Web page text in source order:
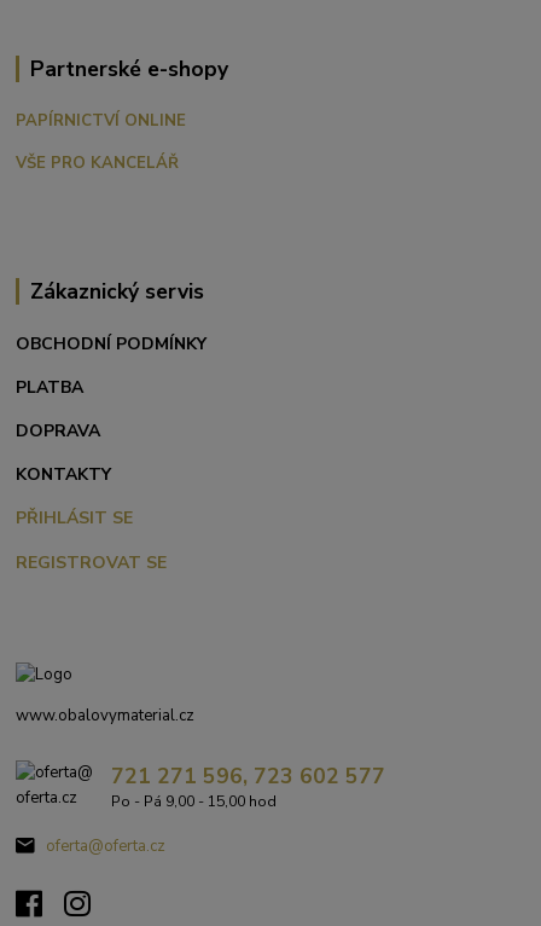
Partnerské e-shopy
PAPÍRNICTVÍ ONLINE
VŠE PRO KANCELÁŘ
Zákaznický servis
OBCHODNÍ PODMÍNKY
PLATBA
DOPRAVA
KONTAKTY
PŘIHLÁSIT SE
REGISTROVAT SE
www.obalovymaterial.cz
721 271 596, 723 602 577
Po - Pá 9,00 - 15,00 hod
oferta@oferta.cz